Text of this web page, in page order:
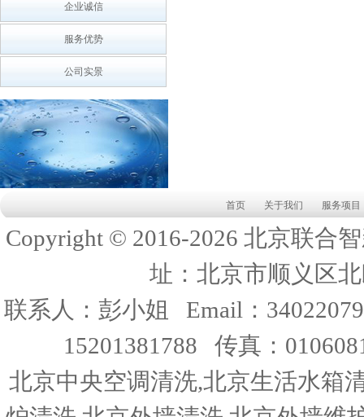
企业诚信
服务优势
公司实景
首页 关于我们 服务项目
Copyright © 2016-2026 北京联合
址：北京市顺义区
联系人：彭小姐 Email：
15201381788 传真：
北京中央空调清洗,北京生活水箱